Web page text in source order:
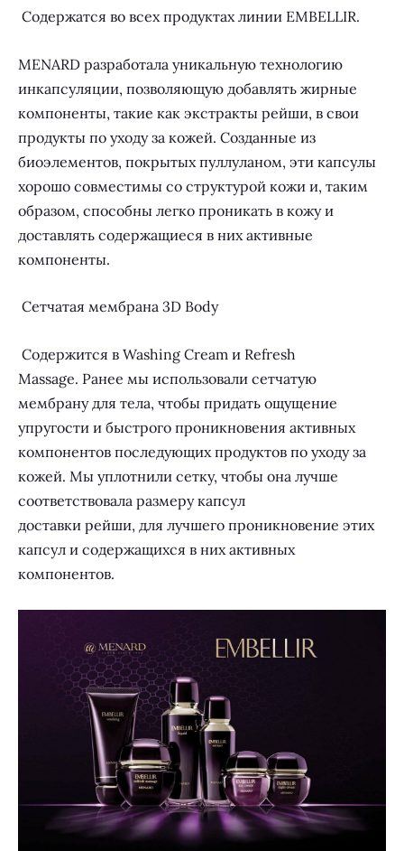
Содержатся во всех продуктах линии EMBELLIR.
MENARD разработала уникальную технологию
инкапсуляции, позволяющую добавлять жирные
компоненты, такие как экстракты рейши, в свои
продукты по уходу за кожей. Созданные из
биоэлементов, покрытых пуллуланом, эти капсулы
хорошо совместимы со структурой кожи и, таким
образом, способны легко проникать в кожу и
доставлять содержащиеся в них активные
компоненты.
Сетчатая мембрана 3D Body
Содержится в Washing Cream и Refresh
Massage. Ранее мы использовали сетчатую
мембрану для тела, чтобы придать ощущение
упругости и быстрого проникновения активных
компонентов последующих продуктов по уходу за
кожей. Мы уплотнили сетку, чтобы она лучше
соответствовала размеру капсул
доставки рейши, для лучшего проникновение этих
капсул и содержащихся в них активных
компонентов.